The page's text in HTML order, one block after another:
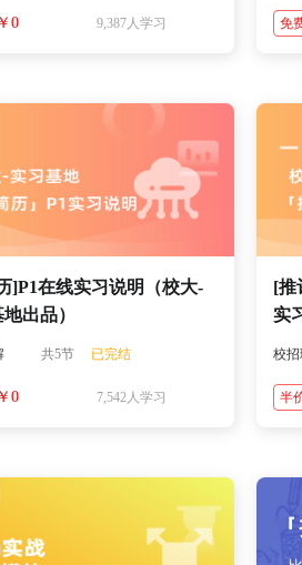
￥0 9,387人学习 免
]P1在线实习说明（校大-
出品）
共5节 已完结
￥0 7,542人学习
[推
实
校
半